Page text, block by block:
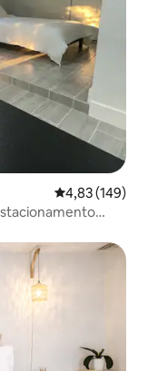
4,83 de uma
4,83 (149)